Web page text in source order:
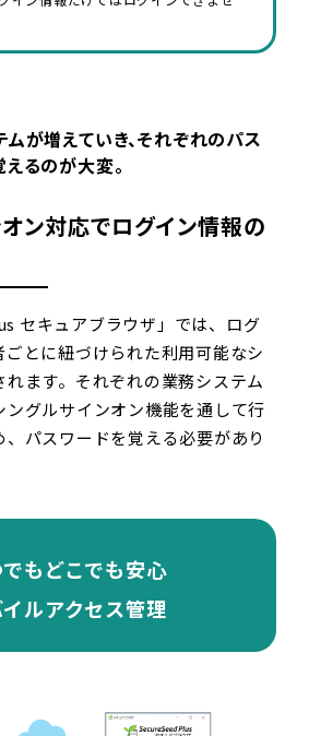
ムが増えていき、それぞれのパス
るのが大変。
ン対応でログイン情報の
セキュアブラウザ」では、ログ
とに紐づけられた利用可能なシ
れます。それぞれの業務システム
ングルサインオン機能を通して行
パスワードを覚える必要があり
もどこでも安心
ルアクセス管理